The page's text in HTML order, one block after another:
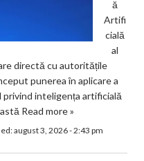
ă
Artifi
cială
al
directă cu autoritățile
punerea în aplicare a
inteligența artificială
Read more »
august 3, 2026 - 2:43 pm